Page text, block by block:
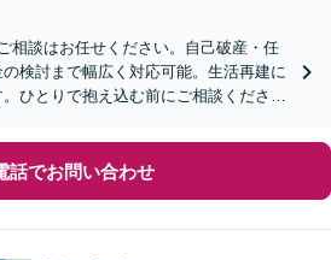
相談はお任せください。自己破産・任
検討まで幅広く対応可能。生活再建に
ひとりで抱え込む前にご相談ください
話でお問い合わせ